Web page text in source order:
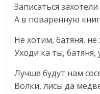
Записаться
А в поваренную
Не хотим, батяня, не
Уходи ка ты, батяня,
Лучше будут нам
Волки, лисы да